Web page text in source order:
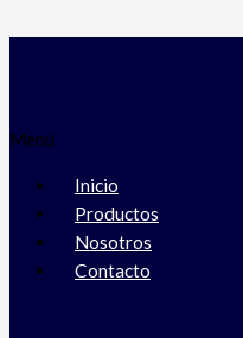
Menú
Inicio
Productos
Nosotros
Contacto